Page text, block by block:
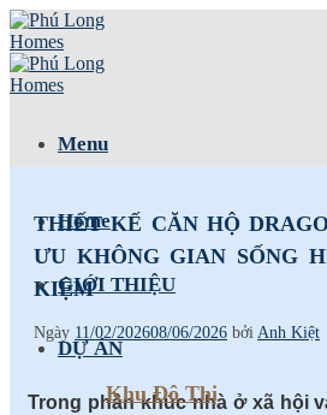
Skip
to
content
Menu
Home
GIỚI THIỆU
DỰ ÁN
Khu Đô Thị
THIẾT KẾ CĂN HỘ
ƯU KHÔNG GIAN SỐNG
KIỆM
Ngày 11/02/202608/06/2026 bởi Anh Kiệt
Trong phân khúc nhà ở xã hội